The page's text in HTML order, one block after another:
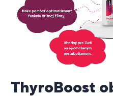
ThyroBoost